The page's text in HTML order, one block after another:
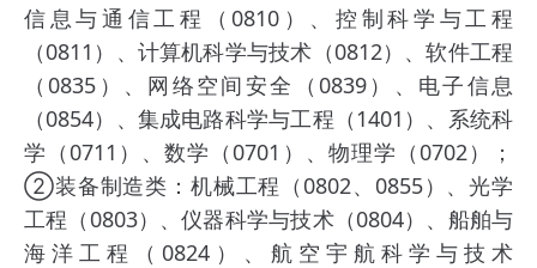
信息与通信工程（0810）、控制科学与工程
（0811）、计算机科学与技术（0812）、软件工程
（0835）、网络空间安全（0839）、电子信息
（0854）、集成电路科学与工程（1401）、系统科
学（0711）、数学（0701）、物理学（0702）；
②装备制造类：机械工程（0802、0855）、光学
工程（0803）、仪器科学与技术（0804）、船舶与
海洋工程（0824）、航空宇航科学与技术